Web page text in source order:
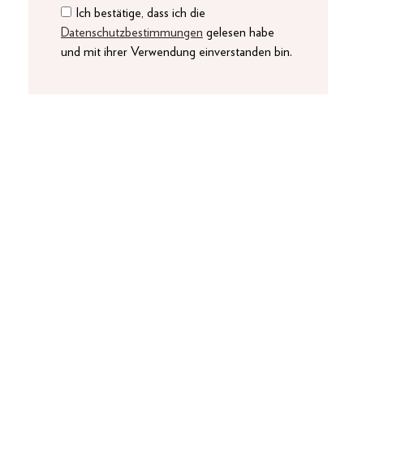
Ich bestätige, dass ich die
Datenschutzbestimmungen gelesen habe
und mit ihrer Verwendung einverstanden bin.